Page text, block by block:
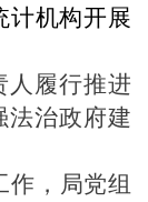
计机构开展
人履行推进
法治政府建
作，局党组